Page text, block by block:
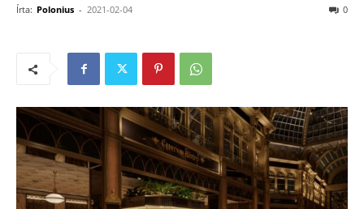
Írta: Polonius - 2021-02-04 0